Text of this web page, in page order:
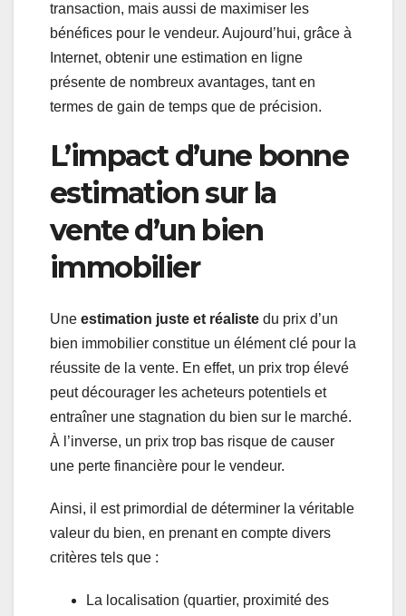
transaction, mais aussi de maximiser les
bénéfices pour le vendeur. Aujourd’hui, grâce à
Internet, obtenir une estimation en ligne
présente de nombreux avantages, tant en
termes de gain de temps que de précision.
L’impact d’une bonne
estimation sur la
vente d’un bien
immobilier
Une estimation juste et réaliste du prix d’un
bien immobilier constitue un élément clé pour la
réussite de la vente. En effet, un prix trop élevé
peut décourager les acheteurs potentiels et
entraîner une stagnation du bien sur le marché.
À l’inverse, un prix trop bas risque de causer
une perte financière pour le vendeur.
Ainsi, il est primordial de déterminer la véritable
valeur du bien, en prenant en compte divers
critères tels que :
La localisation (quartier, proximité des